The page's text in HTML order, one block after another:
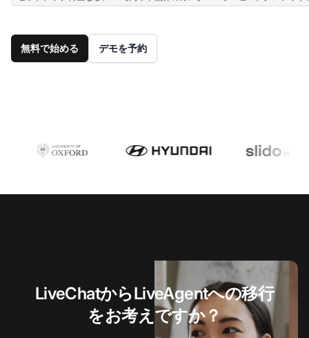
無料で始める デモを予約
LiveChatからLiveAgentへの移行
をお考えですか？